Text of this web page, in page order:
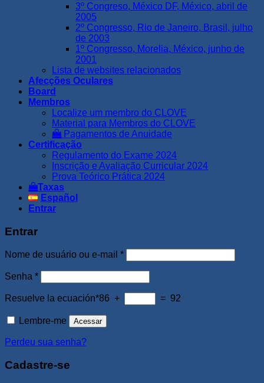
3º Congreso, México DF, México, abril de
2005
2º Congresso, Rio de Janeiro, Brasil, julho
de 2003
1º Congresso, Morelia, México, junho de
2001
Lista de websites relacionados
Afecções Oculares
Board
Membros
Localize um membro do CLOVE
Material para Membros do CLOVE
Pagamentos de Anuidade
Certificação
Regulamento do Exame 2024
Inscrição e Avaliação Curricular 2024
Prova Teórico Prática 2024
Taxas
Español
Entrar
Entrar
Nome de usuário ou e-mail *Obrigatório
Senha *Obrigatório
Resuelve la ecuación*86 + = 92
Lembre-me Acessar
Perdeu sua senha?
Cadastre-se